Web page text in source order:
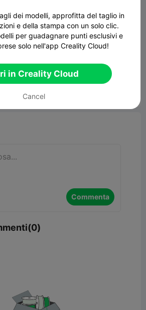
Modelli Correlati
9
Commenta
dei modelli, approfitta del taglio in
e della stampa con un solo clic.
per guadagnare punti esclusivi e
solo nell'app Creality Cloud!
in Creality Cloud
Cancel